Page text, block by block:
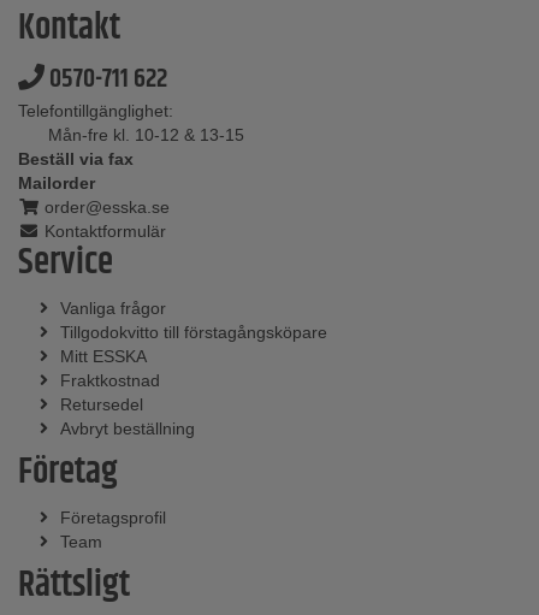
Kontakt
0570-711 622
Telefontillgänglighet:
Mån-fre kl. 10-12 & 13-15
Beställ via fax
Mailorder
order@esska.se
Kontaktformulär
Service
Vanliga frågor
Tillgodokvitto till förstagångsköpare
Mitt ESSKA
Fraktkostnad
Retursedel
Avbryt beställning
Företag
Företagsprofil
Team
Rättsligt